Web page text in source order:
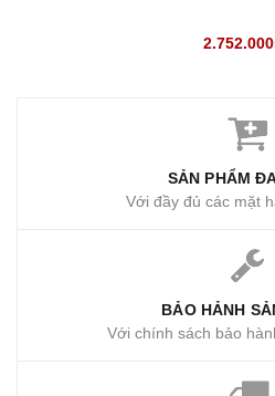
SẢN PHẨM
Với đầy đủ các mặt
BẢO HẢNH
Với chính sách bảo